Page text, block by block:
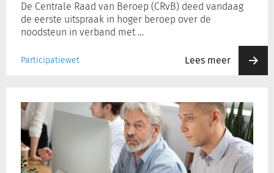
De Centrale Raad van Beroep (CRvB) deed vandaag
de eerste uitspraak in hoger beroep over de
noodsteun in verband met …
Participatiewet Lees meer
uitvoering
TONK
door
gemeenten
beschikbaar